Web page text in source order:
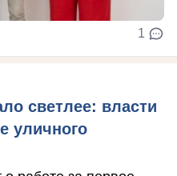
1
светлее: власти
уличного